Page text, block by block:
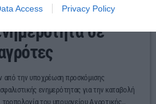
Access Privacy Policy
φορολογική και
σε
την υποχρέωση προσκόμισης
ενημερότητας για την καταβολή
του υπουργείου Αγροτικής